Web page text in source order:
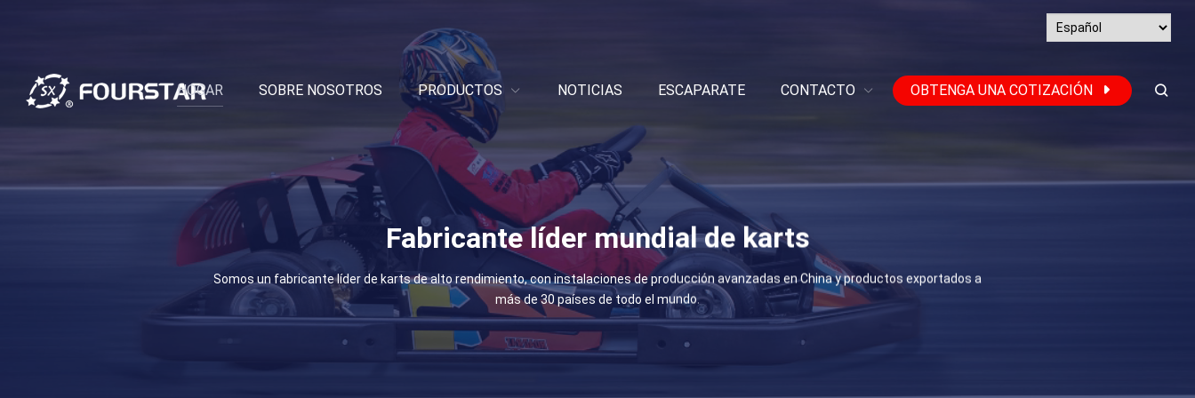
HOGAR SOBRE NOSOTROS PRODUCTOS NOTICIAS ESCAPARATE CONTACTO OBTENGA UNA COTIZACIÓN
Fabricante líder mundial de karts
Somos un fabricante líder de karts de alto rendimiento, con instalaciones de producción avanzadas en China y productos exportados a
más de 30 países de todo el mundo.